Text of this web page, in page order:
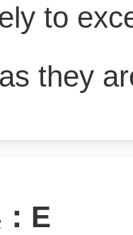
to
they
E